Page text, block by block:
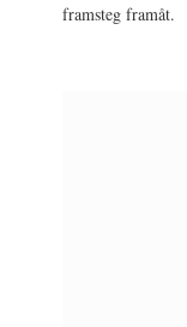
framsteg framåt.